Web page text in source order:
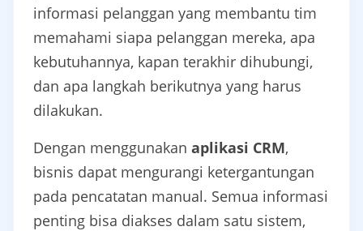
informasi pelanggan yang membantu tim
memahami siapa pelanggan mereka, apa
kebutuhannya, kapan terakhir dihubungi,
dan apa langkah berikutnya yang harus
dilakukan.
Dengan menggunakan aplikasi CRM,
bisnis dapat mengurangi ketergantungan
pada pencatatan manual. Semua informasi
penting bisa diakses dalam satu sistem,